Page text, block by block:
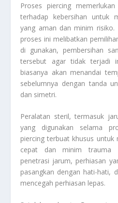
Proses piercing
terhadap kebersihan untuk
yang aman dan minim risiko.
proses ini melibatkan
di gunakan, pembersihan
tersebut agar tidak terjadi
biasanya akan menandai
sebelumnya dengan tanda
dan simetri.
Peralatan steril, termasuk
yang digunakan selama
piercing terbuat khusus untuk
cepat dan minim trauma
penetrasi jarum, perhiasan
pasangkan dengan hati-hati,
mencegah perhiasan lepas.